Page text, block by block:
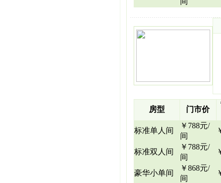
房型 门市价
标准单人间
￥788元/
间
标准双人间
￥788元/
间
豪华小单间
￥868元/
间